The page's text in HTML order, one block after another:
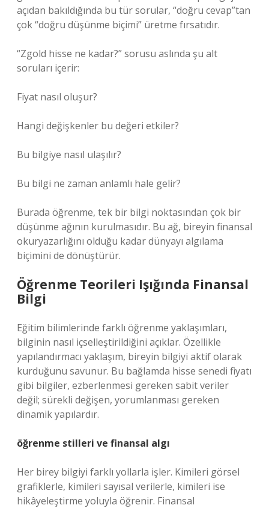
açıdan bakıldığında bu tür sorular, “doğru cevap”tan
çok “doğru düşünme biçimi” üretme fırsatıdır.
“Zgold hisse ne kadar?” sorusu aslında şu alt
soruları içerir:
Fiyat nasıl oluşur?
Hangi değişkenler bu değeri etkiler?
Bu bilgiye nasıl ulaşılır?
Bu bilgi ne zaman anlamlı hale gelir?
Burada öğrenme, tek bir bilgi noktasından çok bir
düşünme ağının kurulmasıdır. Bu ağ, bireyin finansal
okuryazarlığını olduğu kadar dünyayı algılama
biçimini de dönüştürür.
Öğrenme Teorileri Işığında Finansal
Bilgi
Eğitim bilimlerinde farklı öğrenme yaklaşımları,
bilginin nasıl içselleştirildiğini açıklar. Özellikle
yapılandırmacı yaklaşım, bireyin bilgiyi aktif olarak
kurduğunu savunur. Bu bağlamda hisse senedi fiyatı
gibi bilgiler, ezberlenmesi gereken sabit veriler
değil; sürekli değişen, yorumlanması gereken
dinamik yapılardır.
öğrenme stilleri ve finansal algı
Her birey bilgiyi farklı yollarla işler. Kimileri görsel
grafiklerle, kimileri sayısal verilerle, kimileri ise
hikâyeleştirme yoluyla öğrenir. Finansal